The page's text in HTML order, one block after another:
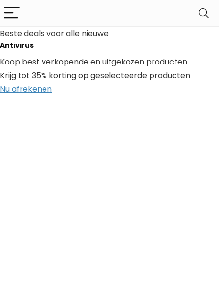
Beste deals voor alle nieuwe
Antivirus
Koop best verkopende en uitgekozen producten
Krijg tot 35% korting op geselecteerde producten
Nu afrekenen